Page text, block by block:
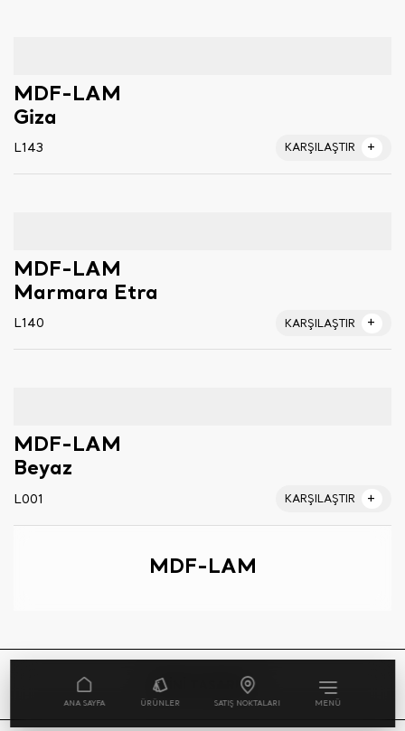
ANA SAYFA ÜRÜNLER SATIŞ NOKTALARI MENÜ
MDF-LAM
Giza
L143 KARŞILAŞTIR
MDF-LAM
Marmara Etra
L140 KARŞILAŞTIR
MDF-LAM
Beyaz
L001 KARŞILAŞTIR
MDF-LAM
EVİNİ TASARLA